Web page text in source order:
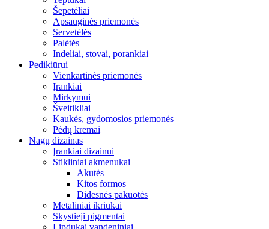
Šepetėliai
Apsauginės priemonės
Servetėlės
Palėtės
Indeliai, stovai, porankiai
Pedikiūrui
Vienkartinės priemonės
Įrankiai
Mirkymui
Šveitikliai
Kaukės, gydomosios priemonės
Pėdų kremai
Nagų dizainas
Įrankiai dizainui
Stikliniai akmenukai
Akutės
Kitos formos
Didesnės pakuotės
Metaliniai ikriukai
Skystieji pigmentai
Lipdukai vandeniniai